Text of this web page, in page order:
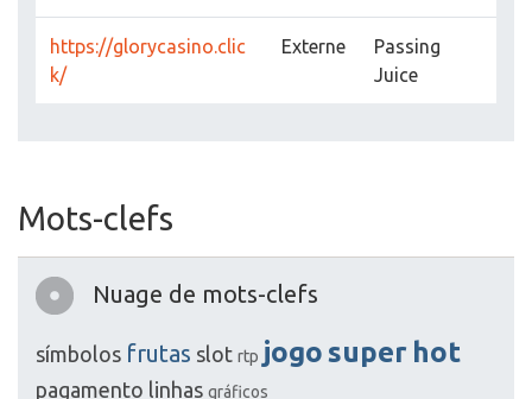
https://glorycasino.clic
k/
Externe
Passing
Juice
Mots-clefs
Nuage de mots-clefs
símbolos frutas slot rtp jogosuper hot
pagamento linhas gráficos